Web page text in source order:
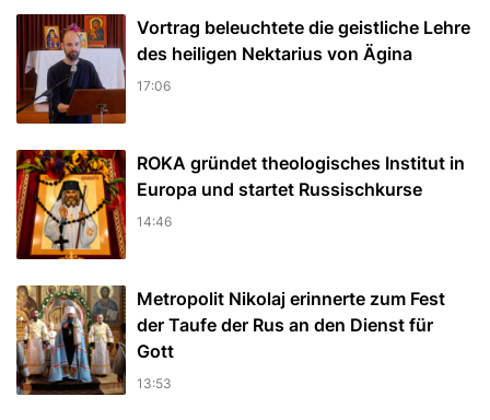
Vortrag beleuchtete die geistliche Lehre
des heiligen Nektarius von Ägina
17:06
ROKA gründet theologisches Institut in
Europa und startet Russischkurse
14:46
Metropolit Nikolaj erinnerte zum Fest
der Taufe der Rus an den Dienst für
Gott
13:53